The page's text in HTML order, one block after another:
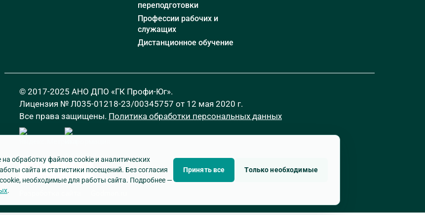
переподготовки
Профессии рабочих и
служащих
Дистанционное обучение
© 2017-2025 АНО ДПО «ГК Профи-Юг».
Лицензия № Л035-01218-23/00345757 от 12 мая 2020 г.
Все права защищены. Политика обработки персональных данных
обработку файлов cookie и аналитических
сайта и статистики посещений. Без согласия
необходимые для работы сайта. Подробнее —
.
Принять все Только необходимые